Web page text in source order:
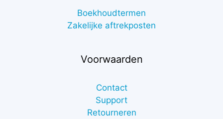
Boekhoudtermen
Zakelijke aftrekposten
Voorwaarden
Contact
Support
Retourneren